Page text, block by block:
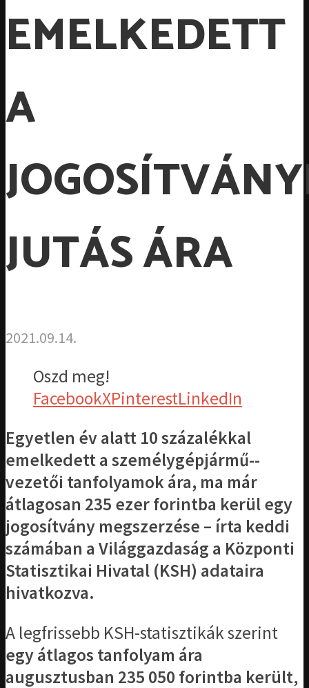
EMELKEDETT
A
JUTÁS ÁRA
2021.09.14.
Oszd meg!
FacebookXPinterestLinkedIn
Egyetlen év alatt 10 százalékkal
emelkedett a személygépjármű-­
vezetői tanfolyamok ára, ma már
átlagosan 235 ezer forintba kerül egy
jogosítvány megszerzé­se – írta keddi
számában a Világgazdaság a Központi
Statisztikai Hivatal (KSH) adataira
hivatkozva.
A legfrissebb KSH-statisztikák szerint
egy átlagos tanfolyam ára
augusztusban 235 050 forintba került,